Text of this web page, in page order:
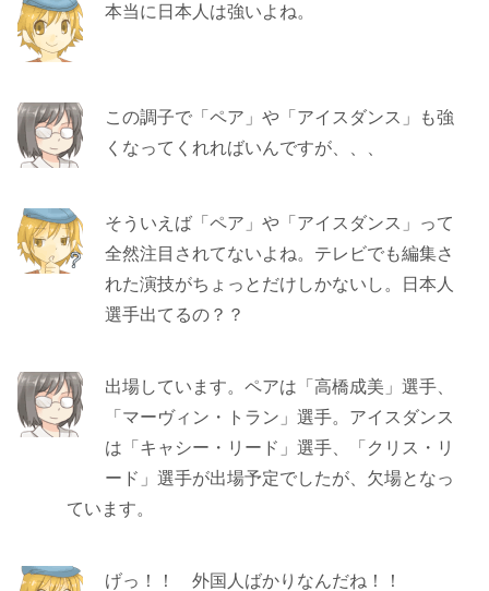
本当に日本人は強いよね。
この調子で「ペア」や「アイスダンス」も強
くなってくれればいんですが、、、
そういえば「ペア」や「アイスダンス」って
全然注目されてないよね。テレビでも編集さ
れた演技がちょっとだけしかないし。日本人
選手出てるの？？
出場しています。ペアは「高橋成美」選手、
「マーヴィン・トラン」選手。アイスダンス
は「キャシー・リード」選手、「クリス・リ
ード」選手が出場予定でしたが、欠場となっ
ています。
げっ！！ 外国人ばかりなんだね！！